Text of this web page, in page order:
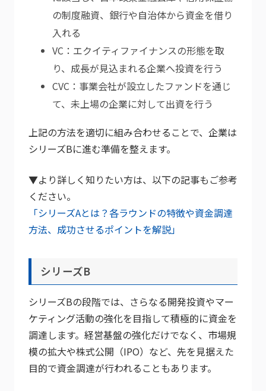
の制度融資、銀行や自治体から資金を借り
入れる
VC：エクイティファイナンスの形態を取
り、成長が見込まれる企業へ投資を行う
CVC：事業会社が設立したファンドを通じ
て、未上場の企業に対して出資を行う
上記の方法を適切に組み合わせることで、企業は
シリーズBに進む準備を整えます。
▼より詳しく知りたい方は、以下の記事もご参考
ください。
「シリーズAとは？各ラウンドの特徴や資金調達
方法、成功させるポイントを解説」
シリーズB
シリーズBの段階では、さらなる開発投資やマー
ケティング活動の強化を目指して積極的に資金を
調達します。経営基盤の強化だけでなく、市場規
模の拡大や株式公開（IPO）など、先を見据えた
目的で資金調達が行われることもあります。